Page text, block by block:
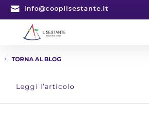
 info@coopilsestante.it
TORNA AL BLOG
Leggi l’articolo